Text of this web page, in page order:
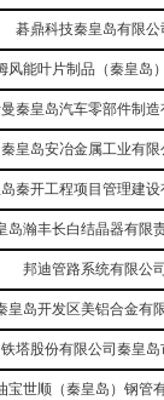
碁鼎科技秦皇岛有限公
风能叶片制品（秦皇岛
秦皇岛汽车零部件制造
秦皇岛安冶金属工业有限
秦开工程项目管理建设
岛瀚丰长白结晶器有限
邦迪管路系统有限公
皇岛开发区美铝合金有
塔股份有限公司秦皇岛
宝世顺（秦皇岛）钢管